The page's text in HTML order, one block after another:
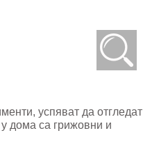
успяват да отгледат
дома са грижовни и